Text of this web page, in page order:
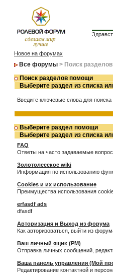
Новое на форумах
Все форумы > Поиск
Поиск разделов помощи
Выберите раздел из списка
Введите ключевые слова для поиска
Выберите раздел помощи
Выберите раздел из списка
FAQ
Ответы на часто задаваемые
Золотолесское wiki
Информация по использованию
Cookies и их использование
Преимущества использования
erfasdf ads
dfasdf
Авторизация и Выход из форума
Как авторизоваться, выйти из
Ваш личный ящик (PM)
Отправка личных сообщений,
Ваша панель управления (Мой
Редактирование контактной и